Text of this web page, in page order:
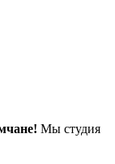
Мы студия